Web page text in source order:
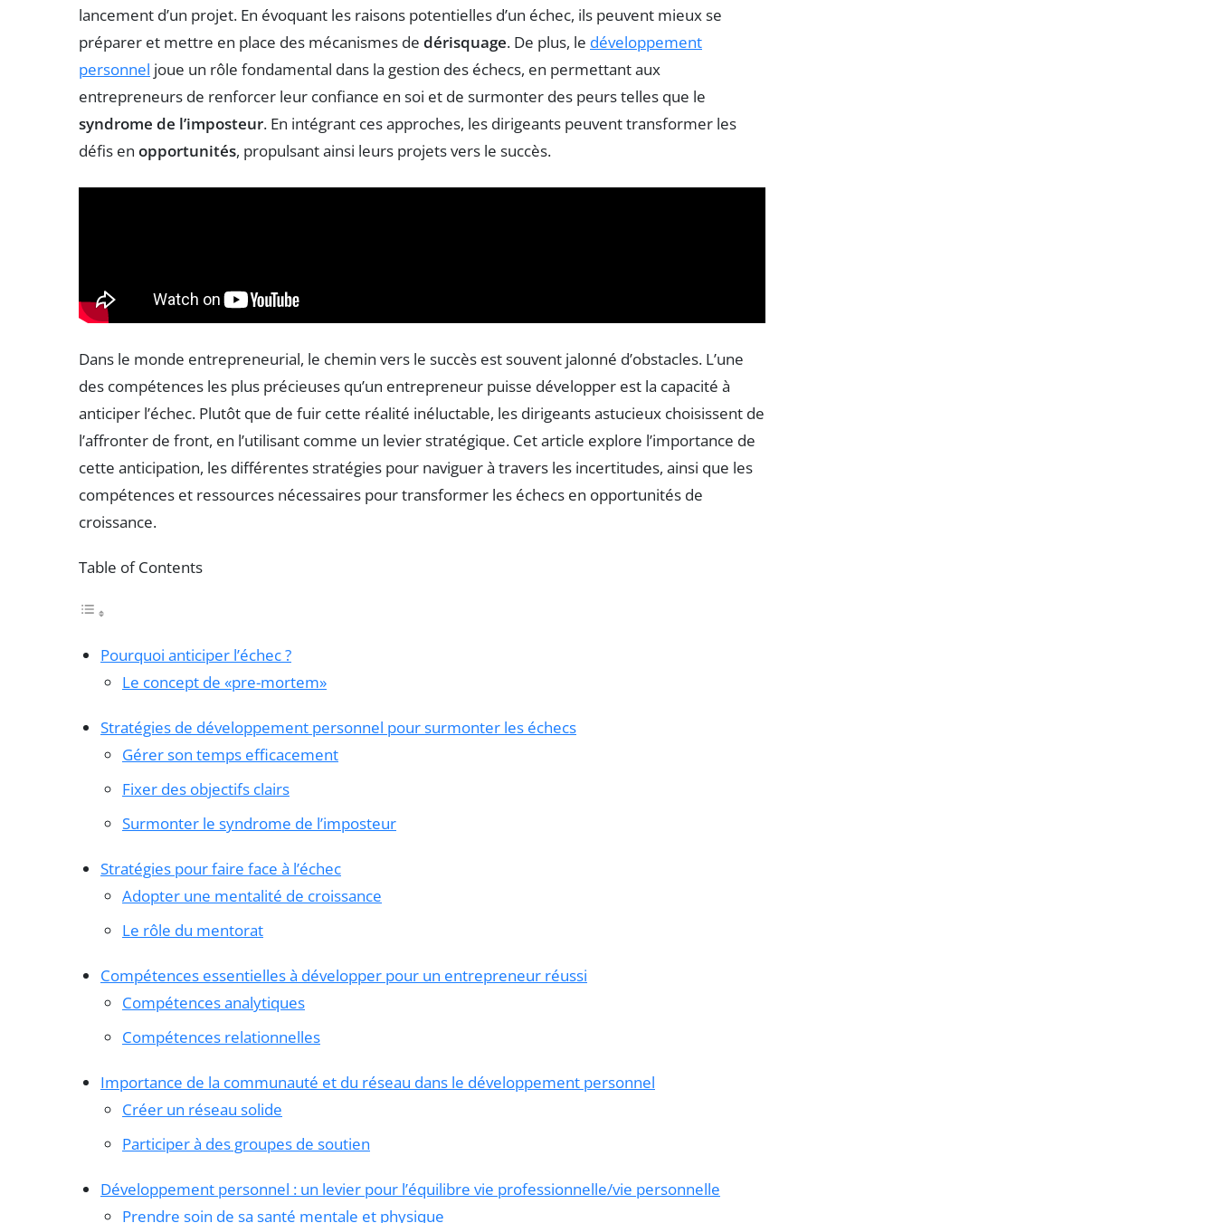
lancement d’un projet. En évoquant les raisons potentielles d’un échec, ils peuvent mieux se
préparer et mettre en place des mécanismes de dérisquage. De plus, le développement
personnel joue un rôle fondamental dans la gestion des échecs, en permettant aux
entrepreneurs de renforcer leur confiance en soi et de surmonter des peurs telles que le
syndrome de l’imposteur. En intégrant ces approches, les dirigeants peuvent transformer les
défis en opportunités, propulsant ainsi leurs projets vers le succès.
Dans le monde entrepreneurial, le chemin vers le succès est souvent jalonné d’obstacles. L’une
des compétences les plus précieuses qu’un entrepreneur puisse développer est la capacité à
anticiper l’échec. Plutôt que de fuir cette réalité inéluctable, les dirigeants astucieux choisissent de
l’affronter de front, en l’utilisant comme un levier stratégique. Cet article explore l’importance de
cette anticipation, les différentes stratégies pour naviguer à travers les incertitudes, ainsi que les
compétences et ressources nécessaires pour transformer les échecs en opportunités de
croissance.
Table of Contents
Pourquoi anticiper l’échec ?
Le concept de «pre-mortem»
Stratégies de développement personnel pour surmonter les échecs
Gérer son temps efficacement
Fixer des objectifs clairs
Surmonter le syndrome de l’imposteur
Stratégies pour faire face à l’échec
Adopter une mentalité de croissance
Le rôle du mentorat
Compétences essentielles à développer pour un entrepreneur réussi
Compétences analytiques
Compétences relationnelles
Importance de la communauté et du réseau dans le développement personnel
Créer un réseau solide
Participer à des groupes de soutien
Développement personnel : un levier pour l’équilibre vie professionnelle/vie personnelle
Prendre soin de sa santé mentale et physique